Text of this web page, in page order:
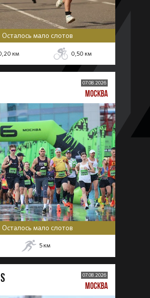
Осталось мало слотов
км 0,50 км
07.08.2026
МОСКВА
Осталось мало слотов
5 км
07.08.2026
МОСКВА